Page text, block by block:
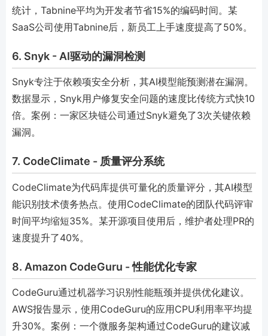
统计，Tabnine平均为开发者节省15%的编码时间。某
SaaS公司使用Tabnine后，新员工上手速度提高了50%。
6. Snyk - AI驱动的漏洞检测
Snyk专注于依赖项安全分析，其AI模型能预测潜在漏洞。
数据显示，Snyk用户修复安全问题的速度比传统方式快10
倍。案例：一家区块链公司通过Snyk避免了3次关键依赖
漏洞。
7. CodeClimate - 质量评分系统
CodeClimate为代码库提供可量化的质量评分，其AI模型
能识别技术债务热点。使用CodeClimate的团队代码评审
时间平均缩短35%。某开源项目使用后，维护者处理PR的
速度提升了40%。
8. Amazon CodeGuru - 性能优化专家
CodeGuru通过机器学习识别性能瓶颈并提供优化建议。
AWS报告显示，使用CodeGuru的应用CPU利用率平均提
升30%。案例：一个微服务架构通过CodeGuru的建议减